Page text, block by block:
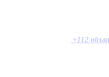
+112